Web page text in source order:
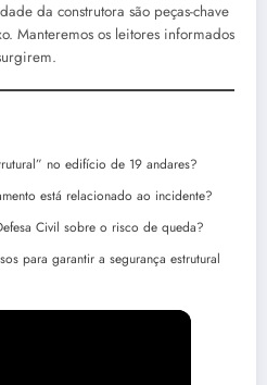
da construtora são peças-chave
Manteremos os leitores informados
no edifício de 19 andares?
está relacionado ao incidente?
Civil sobre o risco de queda?
para garantir a segurança estrutural